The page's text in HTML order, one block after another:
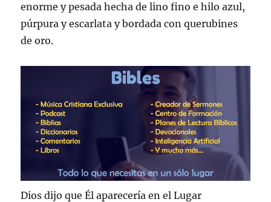
enorme y pesada hecha de lino fino e hilo azul,
púrpura y escarlata y bordada con querubines
de oro.
Dios dijo que Él aparecería en el Lugar